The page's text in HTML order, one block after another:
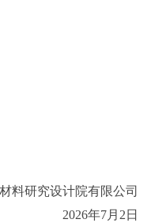
料研究设计院有限公司
2026年7月2日